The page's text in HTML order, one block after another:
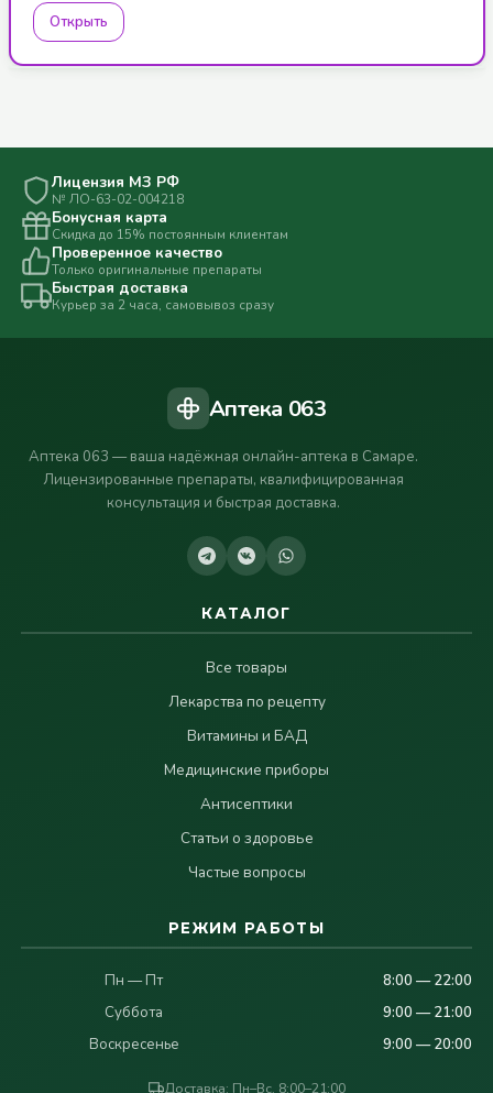
Открыть
Лицензия МЗ РФ
№ ЛО-63-02-004218
Бонусная карта
Скидка до 15% постоянным клиентам
Проверенное качество
Только оригинальные препараты
Быстрая доставка
Курьер за 2 часа, самовывоз сразу
Аптека 063
Аптека 063 — ваша надёжная онлайн-аптека в Самаре.
Лицензированные препараты, квалифицированная
консультация и быстрая доставка.
КАТАЛОГ
Все товары
Лекарства по рецепту
Витамины и БАД
Медицинские приборы
Антисептики
Статьи о здоровье
Частые вопросы
РЕЖИМ РАБОТЫ
Пн — Пт
8:00 — 22:00
Суббота
9:00 — 21:00
Воскресенье
9:00 — 20:00
Доставка: Пн–Вс, 8:00–21:00